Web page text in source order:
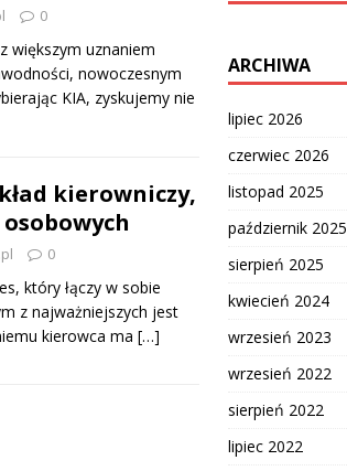
0
większym uznaniem
nowoczesnym
KIA, zyskujemy nie
kierowniczy,
0
który łączy w sobie
z najważniejszych jest
kierowca ma […]
ARCHIWA
lipiec 2026
czerwiec 2026
listopad 2025
październik 2025
sierpień 2025
kwiecień 2024
wrzesień 2023
wrzesień 2022
sierpień 2022
lipiec 2022